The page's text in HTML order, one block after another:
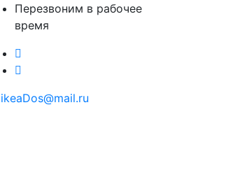
Перезвоним в рабочее
время
ikeaDos@mail.ru